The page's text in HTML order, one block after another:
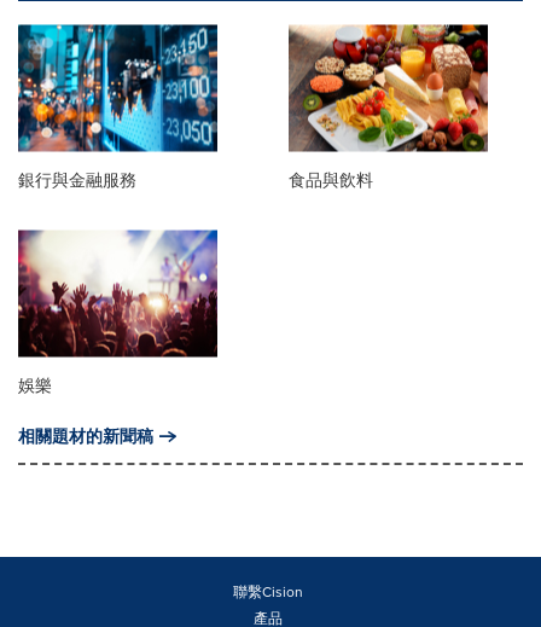
銀行與金融服務 食品與飲料
娛樂
相關題材的新聞稿
聯繫Cision
產品